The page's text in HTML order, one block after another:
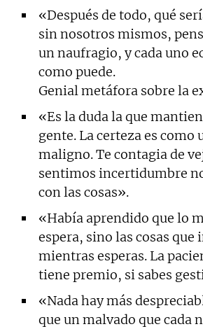
«Después de todo, qué
sin nosotros mismos,
un naufragio, y cada uno
como puede.
Genial metáfora sobre la
«Es la duda la que
gente. La certeza es como
maligno. Te contagia de
sentimos incertidumbre
con las cosas».
«Había aprendido que lo
espera, sino las cosas que
mientras esperas. La
tiene premio, si sabes
«Nada hay más
que un malvado que cada